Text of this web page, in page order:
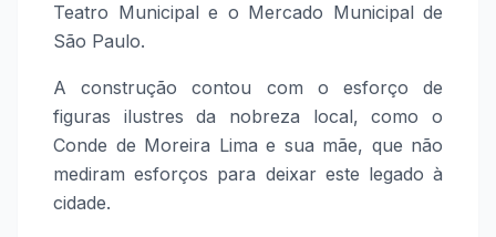
Teatro Municipal e o Mercado Municipal de
São Paulo.
A construção contou com o esforço de
figuras ilustres da nobreza local, como o
Conde de Moreira Lima e sua mãe, que não
mediram esforços para deixar este legado à
cidade.